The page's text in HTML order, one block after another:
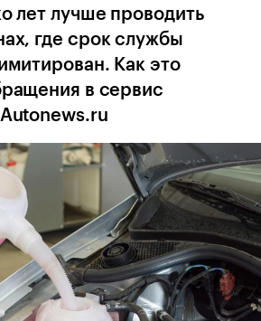
лет лучше проводить
где срок службы
Как это
в сервис